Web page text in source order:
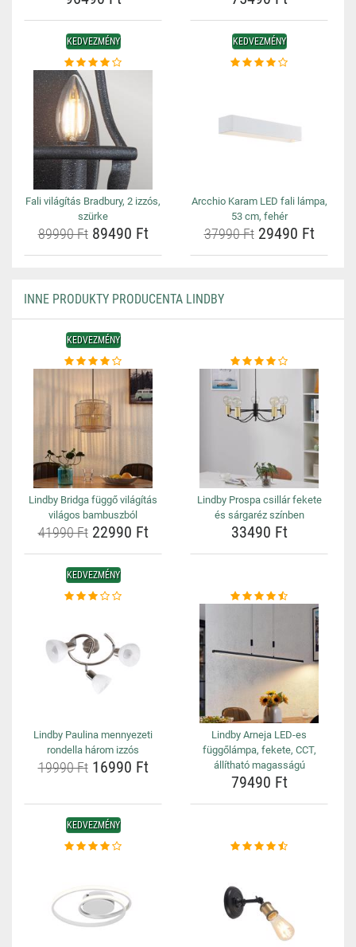
KEDVEZMÉNY
Fali világítás Bradbury, 2 izzós,
szürke
89990 Ft89490 Ft
KEDVEZMÉNY
Arcchio Karam LED fali lámpa,
53 cm, fehér
37990 Ft29490 Ft
INNE PRODUKTY PRODUCENTA LINDBY
KEDVEZMÉNY
Lindby Bridga függő világítás
világos bambuszból
41990 Ft22990 Ft
Lindby Prospa csillár fekete
és sárgaréz színben
33490 Ft
KEDVEZMÉNY
Lindby Paulina mennyezeti
rondella három izzós
19990 Ft16990 Ft
Lindby Arneja LED-es
függőlámpa, fekete, CCT,
állítható magasságú
79490 Ft
KEDVEZMÉNY